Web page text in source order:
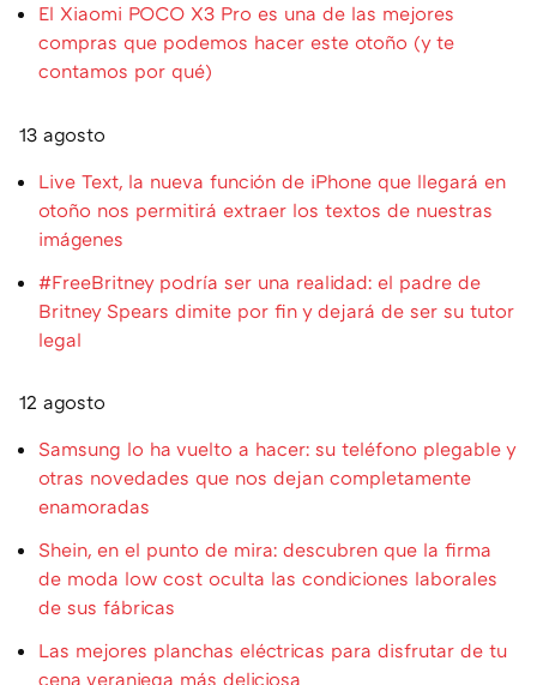
El Xiaomi POCO X3 Pro es una de las mejores
compras que podemos hacer este otoño (y te
contamos por qué)
13 agosto
Live Text, la nueva función de iPhone que llegará en
otoño nos permitirá extraer los textos de nuestras
imágenes
#FreeBritney podría ser una realidad: el padre de
Britney Spears dimite por fin y dejará de ser su tutor
legal
12 agosto
Samsung lo ha vuelto a hacer: su teléfono plegable y
otras novedades que nos dejan completamente
enamoradas
Shein, en el punto de mira: descubren que la firma
de moda low cost oculta las condiciones laborales
de sus fábricas
Las mejores planchas eléctricas para disfrutar de tu
cena veraniega más deliciosa